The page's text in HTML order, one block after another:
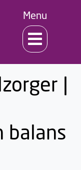
Menu
|
balans